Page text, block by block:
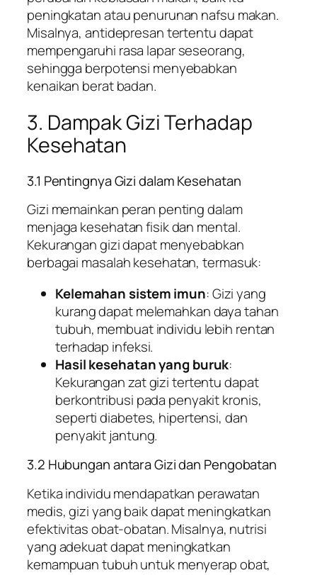
peningkatan atau penurunan nafsu makan.
Misalnya, antidepresan tertentu dapat
mempengaruhi rasa lapar seseorang,
sehingga berpotensi menyebabkan
kenaikan berat badan.
3. Dampak Gizi Terhadap
Kesehatan
3.1 Pentingnya Gizi dalam Kesehatan
Gizi memainkan peran penting dalam
menjaga kesehatan fisik dan mental.
Kekurangan gizi dapat menyebabkan
berbagai masalah kesehatan, termasuk:
Kelemahan sistem imun: Gizi yang
kurang dapat melemahkan daya tahan
tubuh, membuat individu lebih rentan
terhadap infeksi.
Hasil kesehatan yang buruk:
Kekurangan zat gizi tertentu dapat
berkontribusi pada penyakit kronis,
seperti diabetes, hipertensi, dan
penyakit jantung.
3.2 Hubungan antara Gizi dan Pengobatan
Ketika individu mendapatkan perawatan
medis, gizi yang baik dapat meningkatkan
efektivitas obat-obatan. Misalnya, nutrisi
yang adekuat dapat meningkatkan
kemampuan tubuh untuk menyerap obat,